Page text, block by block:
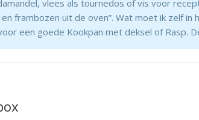
vlees als tournedos of vis voor
frambozen uit de oven”. Wat moet ik zelf in
een goede Kookpan met deksel of Rasp.